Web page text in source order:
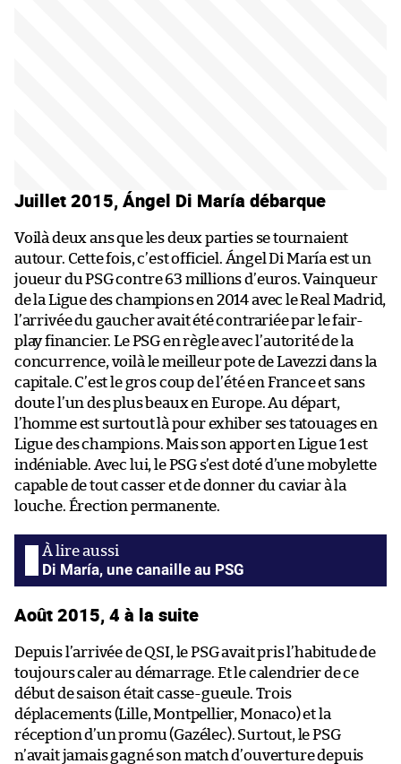
Juillet 2015, Ángel Di María débarque
Voilà deux ans que les deux parties se tournaient
autour. Cette fois, c’est officiel. Ángel Di María est un
joueur du PSG contre 63 millions d’euros. Vainqueur
de la Ligue des champions en 2014 avec le Real Madrid,
l’arrivée du gaucher avait été contrariée par le fair-
play financier. Le PSG en règle avec l’autorité de la
concurrence, voilà le meilleur pote de Lavezzi dans la
capitale. C’est le gros coup de l’été en France et sans
doute l’un des plus beaux en Europe. Au départ,
l’homme est surtout là pour exhiber ses tatouages en
Ligue des champions. Mais son apport en Ligue 1 est
indéniable. Avec lui, le PSG s’est doté d’une mobylette
capable de tout casser et de donner du caviar à la
louche. Érection permanente.
Di María, une canaille au PSG
Août 2015, 4 à la suite
Depuis l’arrivée de QSI, le PSG avait pris l’habitude de
toujours caler au démarrage. Et le calendrier de ce
début de saison était casse-gueule. Trois
déplacements (Lille, Montpellier, Monaco) et la
réception d’un promu (Gazélec). Surtout, le PSG
n’avait jamais gagné son match d’ouverture depuis